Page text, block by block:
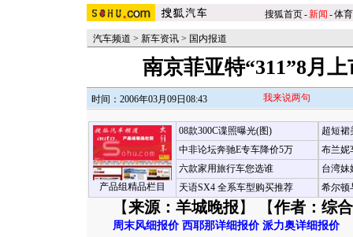
搜狐首页-新闻 -体育
汽车频道 > 新车资讯 > 国内报道
南京菲亚特“311”8月
时间：2006年03月09日08:43 我来说两句
产品组精品栏目
08款300C谍照曝光(图)
中非论坛奔驰E专车降价5万
六款家用旅行车您选谁
天语SX4 全系车型购买推荐
超短裙
布兰妮
台湾妹
希尔顿
【来源：羊城晚报 】 【作者：综
周末风细报价 西耶那详细报价 派力奥详细报价